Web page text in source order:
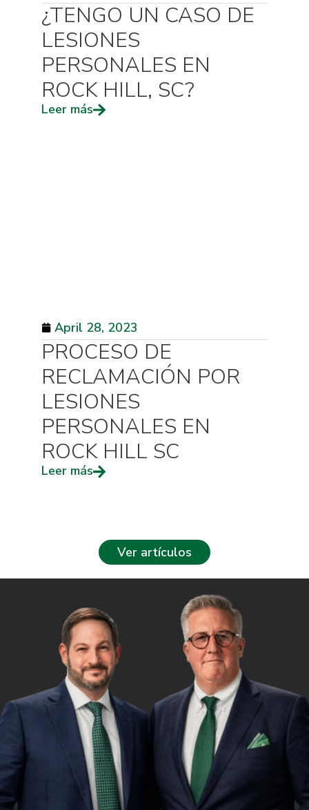
¿TENGO UN CASO DE
LESIONES
PERSONALES EN
ROCK HILL, SC?
Leer más
April 28, 2023
PROCESO DE
RECLAMACIÓN POR
LESIONES
PERSONALES EN
ROCK HILL SC
Leer más
Ver artículos